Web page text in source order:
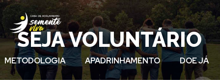
METODOLOGIA APADRINHAMENTO DOE JÁ
SEJA VOLUNTÁRIO